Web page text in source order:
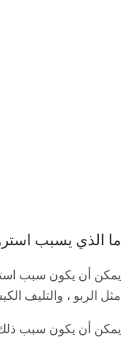
ما الذي يسبب
يمكن أن يكون سبب
مثل الربو ، والتليف
يمكن أن يكون سبب ذلك